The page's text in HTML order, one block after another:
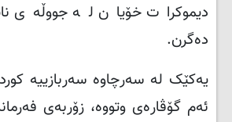
دیموکرات خۆیان لە جووڵەی
دەگرن.
یەکێک له سەرچاوه سەربازییه
ئەم گۆڤارەی وتووه، زۆربەی